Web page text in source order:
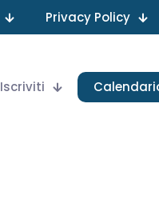
Privacy Policy
Iscriviti